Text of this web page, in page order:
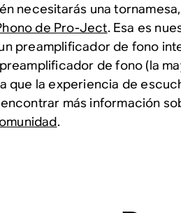
necesitarás una
de Pro-Ject. Esa es
preamplificador de fono
de fono (la
que la experiencia de
más información
.